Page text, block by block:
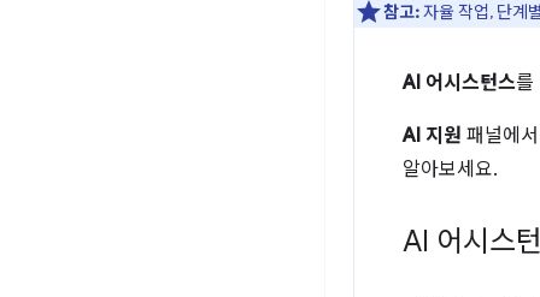
참고:자율 작업, 단계
AI 어시스턴스를
AI 지원 패널에
알아보세요.
AI 어시스